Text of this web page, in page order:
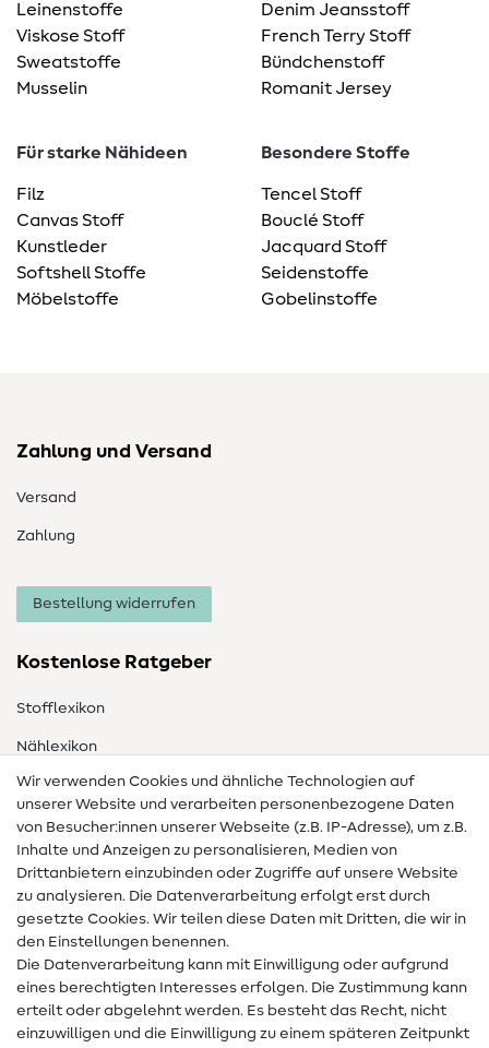
Leinenstoffe
Viskose Stoff
Sweatstoffe
Musselin
Denim Jeansstoff
French Terry Stoff
Bündchenstoff
Romanit Jersey
Für starke Nähideen
Filz
Canvas Stoff
Kunstleder
Softshell Stoffe
Möbelstoffe
Besondere Stoffe
Tencel Stoff
Bouclé Stoff
Jacquard Stoff
Seidenstoffe
Gobelinstoffe
Zahlung und Versand
Versand
Zahlung
Bestellung widerrufen
Kostenlose Ratgeber
Stofflexikon
Nählexikon
Nähanleitungen
Hilfe & Kontakt
Kontakt
Infos zum Betreiberwechsel
Widerrufsrecht
Beliebt
Wir verwenden Cookies und ähnliche Technologien auf
unserer Website und verarbeiten personenbezogene Daten
von Besucher:innen unserer Webseite (z.B. IP-Adresse), um z.B.
Inhalte und Anzeigen zu personalisieren, Medien von
Drittanbietern einzubinden oder Zugriffe auf unsere Website
zu analysieren. Die Datenverarbeitung erfolgt erst durch
gesetzte Cookies. Wir teilen diese Daten mit Dritten, die wir in
den Einstellungen benennen.
Die Datenverarbeitung kann mit Einwilligung oder aufgrund
eines berechtigten Interesses erfolgen. Die Zustimmung kann
erteilt oder abgelehnt werden. Es besteht das Recht, nicht
einzuwilligen und die Einwilligung zu einem späteren Zeitpunkt